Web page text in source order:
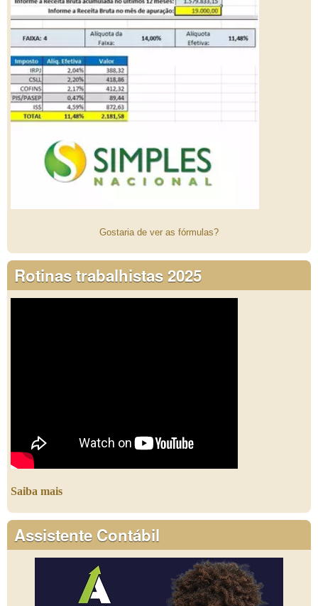
Gostaria de ver as fórmulas?
Rotinas trabalhistas 2025
Saiba mais
Assistente Contábil